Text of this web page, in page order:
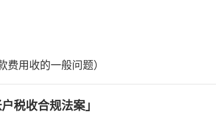
费用收的一般问题）
税收合规法案」